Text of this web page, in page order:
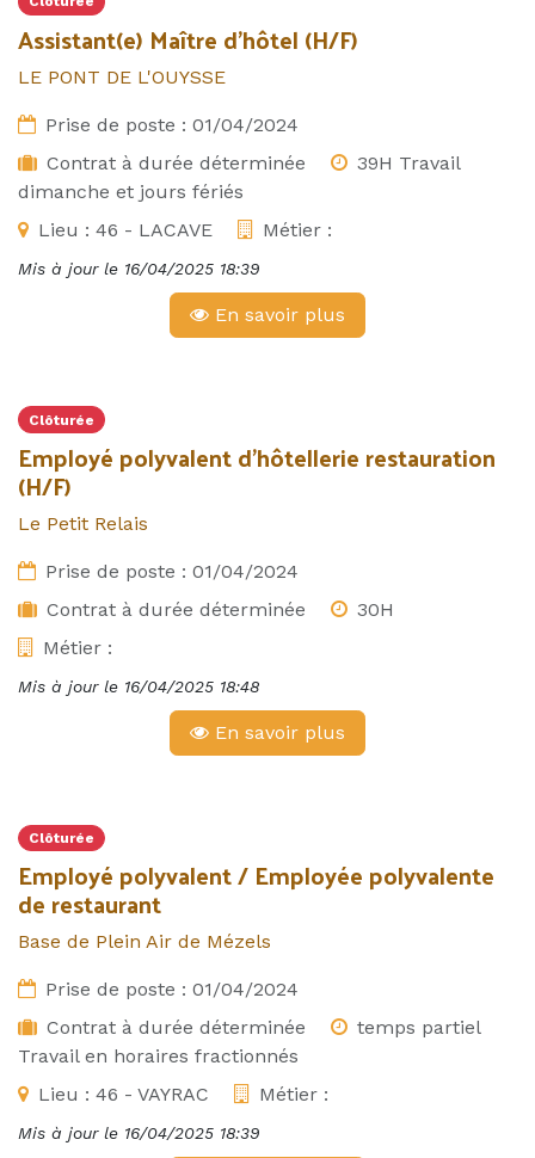
Assistant(e) Maître d'hôtel (H/F)
LE PONT DE L'OUYSSE
Prise de poste : 01/04/2024
Contrat à durée déterminée
39H Travail
dimanche et jours fériés
Lieu : 46 - LACAVE Métier :
Mis à jour le 16/04/2025 18:39
En savoir plus
Clôturée
Employé polyvalent d'hôtellerie restauration
(H/F)
Le Petit Relais
Prise de poste : 01/04/2024
Contrat à durée déterminée
30H
Métier :
Mis à jour le 16/04/2025 18:48
En savoir plus
Clôturée
Employé polyvalent / Employée polyvalente
de restaurant
Base de Plein Air de Mézels
Prise de poste : 01/04/2024
Contrat à durée déterminée
temps partiel
Travail en horaires fractionnés
Lieu : 46 - VAYRAC Métier :
Mis à jour le 16/04/2025 18:39